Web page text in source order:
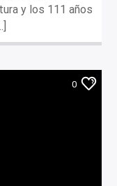
y los 111 años
0